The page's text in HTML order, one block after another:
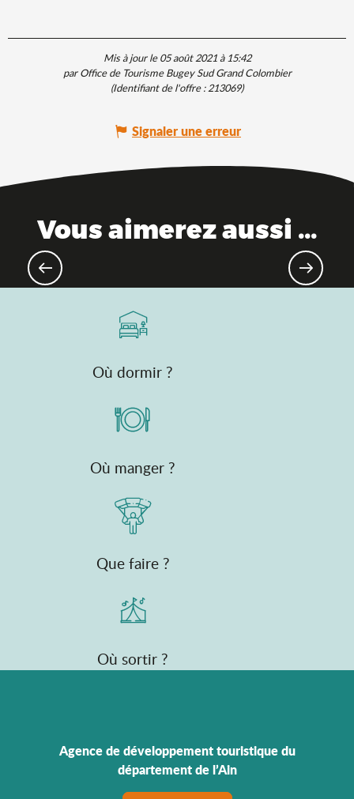
Mis à jour le 05 août 2021 à 15:42
par Office de Tourisme Bugey Sud Grand Colombier
(Identifiant de l'offre :213069)
Signaler une erreur
Vous aimerez aussi ...
Villes & villages remarquables
Où dormir ?
Où manger ?
Que faire ?
Où sortir ?
Agence de développement touristique du
département de l’Ain